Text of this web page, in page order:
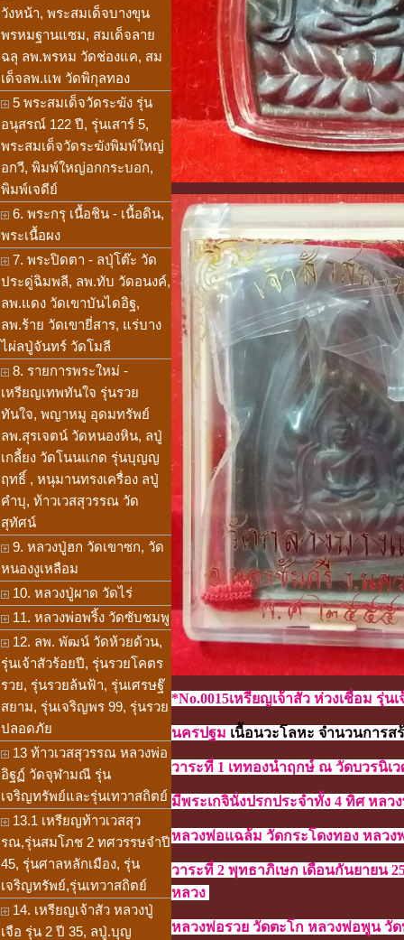
วังหน้า, พระสมเด็จบางขุน
พรหมฐานแซม, สมเด็จลาย
ฉลุ ลพ.พรหม วัดช่องแค, สม
เด็จลพ.แพ วัดพิกุลทอง
5 พระสมเด็จวัดระฆัง รุ่น
อนุสรณ์ 122 ปี, รุ่นเสาร์ 5,
พระสมเด็จวัดระฆังพิมพ์ใหญ่
อกวี, พิมพ์ใหญ่อกกระบอก,
พิมพ์เจดีย์
6. พระกรุ เนื้อชิน - เนื้อดิน,
พระเนื้อผง
7. พระปิดตา - ลปุ่โต๊ะ วัด
ประดู่ฉิมพลี, ลพ.ทับ วัดอนงค์,
ลพ.แดง วัดเขาบันไดอิฐ,
ลพ.ร้าย วัดเขายี่สาร, แร่บาง
ไผ่ลปู่จันทร์ วัดโมลี
8. รายการพระใหม่ -
เหรียญเทพทันใจ รุ่นรวย
ทันใจ, พญาหมู อุดมทรัพย์
ลพ.สุรเจตน์ วัดหนองหิน, ลปู่
เกลี้ยง วัดโนนแกด รุ่นบุญญ
ฤทธิ์ , หนุมานทรงเครื่อง ลปู่
คำบุ, ท้าวเวสสุวรรณ วัด
สุทัศน์
9. หลวงปู่ฮก วัดเขาซก, วัด
หนองงูเหลือม
10. หลวงปู่ผาด วัดไร่
11. หลวงพ่อพริ้ง วัดซับชมพู
12. ลพ. พัฒน์ วัดห้วยด้วน,
รุ่นเจ้าสัวร้อยปี, รุ่นรวยโคตร
รวย, รุ่นรวยล้นฟ้า, รุ่นเศรษฐ๊
สยาม, รุ่นเจริญพร 99, รุ่นรวย
ปลอดภัย
13 ท้าวเวสสุวรรณ หลวงพ่อ
อิฐฏ์ วัดจุฬามณี รุ่น
เจริญทรัพย์และรุ่นเทวาสถิตย์
13.1 เหรียญท้าวเวสสุว
รณ,รุ่นสมโภช 2 ทศวรรษจำปี
45, รุ่นศาลหลักเมือง, รุ่น
เจริญทรัพย์,รุ่นเทวาสถิตย์
14. เหรียญเจ้าสัว หลวงปู่
เจือ รุ่น 2 ปี 35, ลปู่.บุญ
*No.0015เหรียญเจ้าสัว ห่วงเชื่อม รุ่
นครปฐม เนื้อนวะโลหะ จำนวนการส
วาระที่ 1 เททองนำฤกษ์ ณ วัดบวรนิเ
มีพระเกจินั่งปรกประจำทั้ง 4 ทิศ หลว
หลวงพ่อแฉล้ม วัดกระโดงทอง หลว
วาระที่ 2 พุทธาภิเษก เดือนกันยายน
หลวง
หลวงพ่อรวย วัดตะโก หลวงพ่อพูน วั